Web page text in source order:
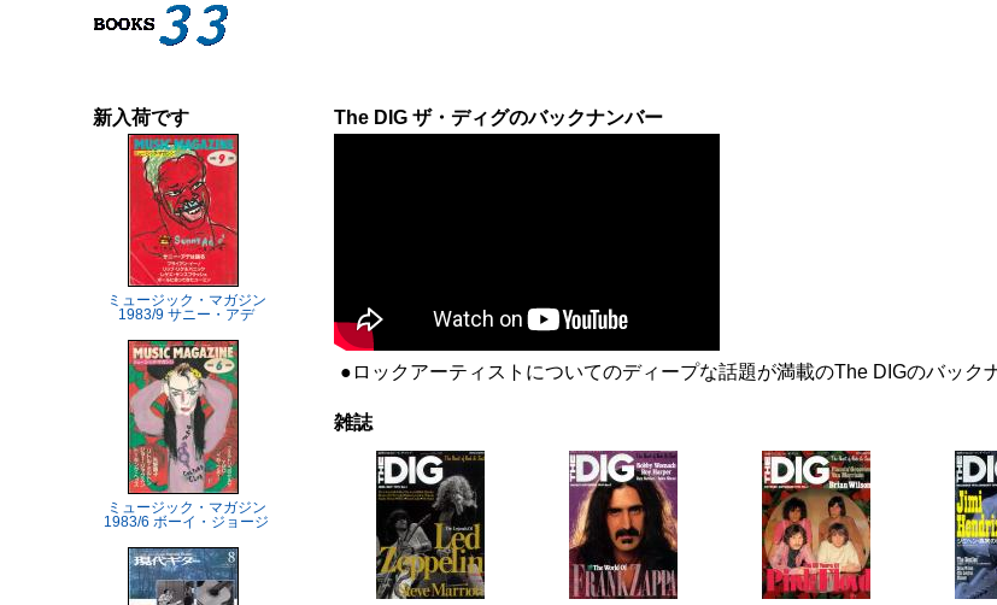
新入荷です
ミュージック・マガジン
1983/9 サニー・アデ
ミュージック・マガジン
1983/6 ボーイ・ジョージ
The DIG ザ・ディグのバックナンバー
●ロックアーティストについてのディープな話題が満載のThe DIGのバック
雑誌